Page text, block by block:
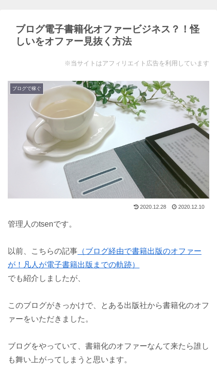
ブログ電子書籍化オファービジネス？！怪
しいをオファー見抜く方法
※当サイトはアフィリエイト広告を利用しています
ブログで稼ぐ
2020.12.28 2020.12.10
管理人のtsenです。
以前、こちらの記事 （ブログ経由で書籍出版のオファー
が！凡人が電子書籍出版までの軌跡）
でも紹介しましたが、
このブログがきっかけで、とある出版社から書籍化のオフ
ァーをいただきました。
ブログをやっていて、書籍化のオファーなんて来たら誰し
も舞い上がってしまうと思います。